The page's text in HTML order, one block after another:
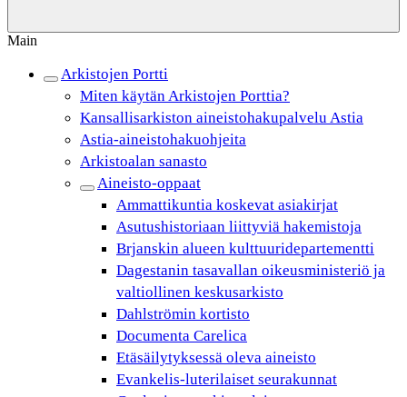
Main
Arkistojen Portti
Miten käytän Arkistojen Porttia?
Kansallisarkiston aineistohakupalvelu Astia
Astia-aineistohakuohjeita
Arkistoalan sanasto
Aineisto-oppaat
Ammattikuntia koskevat asiakirjat
Asutushistoriaan liittyviä hakemistoja
Brjanskin alueen kulttuuridepartementti
Dagestanin tasavallan oikeusministeriö ja
valtiollinen keskusarkisto
Dahlströmin kortisto
Documenta Carelica
Etäsäilytyksessä oleva aineisto
Evankelis-luterilaiset seurakunnat